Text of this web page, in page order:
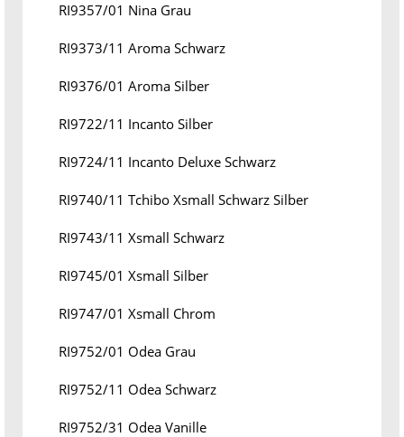
RI9357/01 Nina Grau
RI9373/11 Aroma Schwarz
RI9376/01 Aroma Silber
RI9722/11 Incanto Silber
RI9724/11 Incanto Deluxe Schwarz
RI9740/11 Tchibo Xsmall Schwarz Silber
RI9743/11 Xsmall Schwarz
RI9745/01 Xsmall Silber
RI9747/01 Xsmall Chrom
RI9752/01 Odea Grau
RI9752/11 Odea Schwarz
RI9752/31 Odea Vanille